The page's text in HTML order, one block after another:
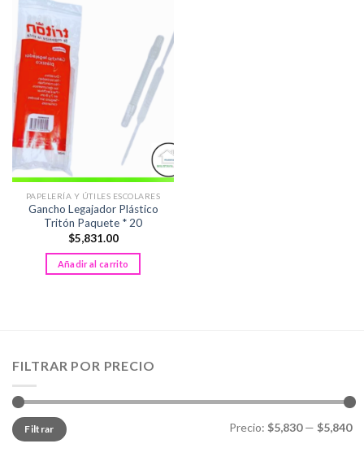
PAPELERÍA Y ÚTILES ESCOLARES
Gancho Legajador Plástico
Tritón Paquete * 20
$5,831.00
Añadir al carrito
FILTRAR POR PRECIO
Precio
mínimo
Precio
máximo
Filtrar Precio: $5,830— $5,840